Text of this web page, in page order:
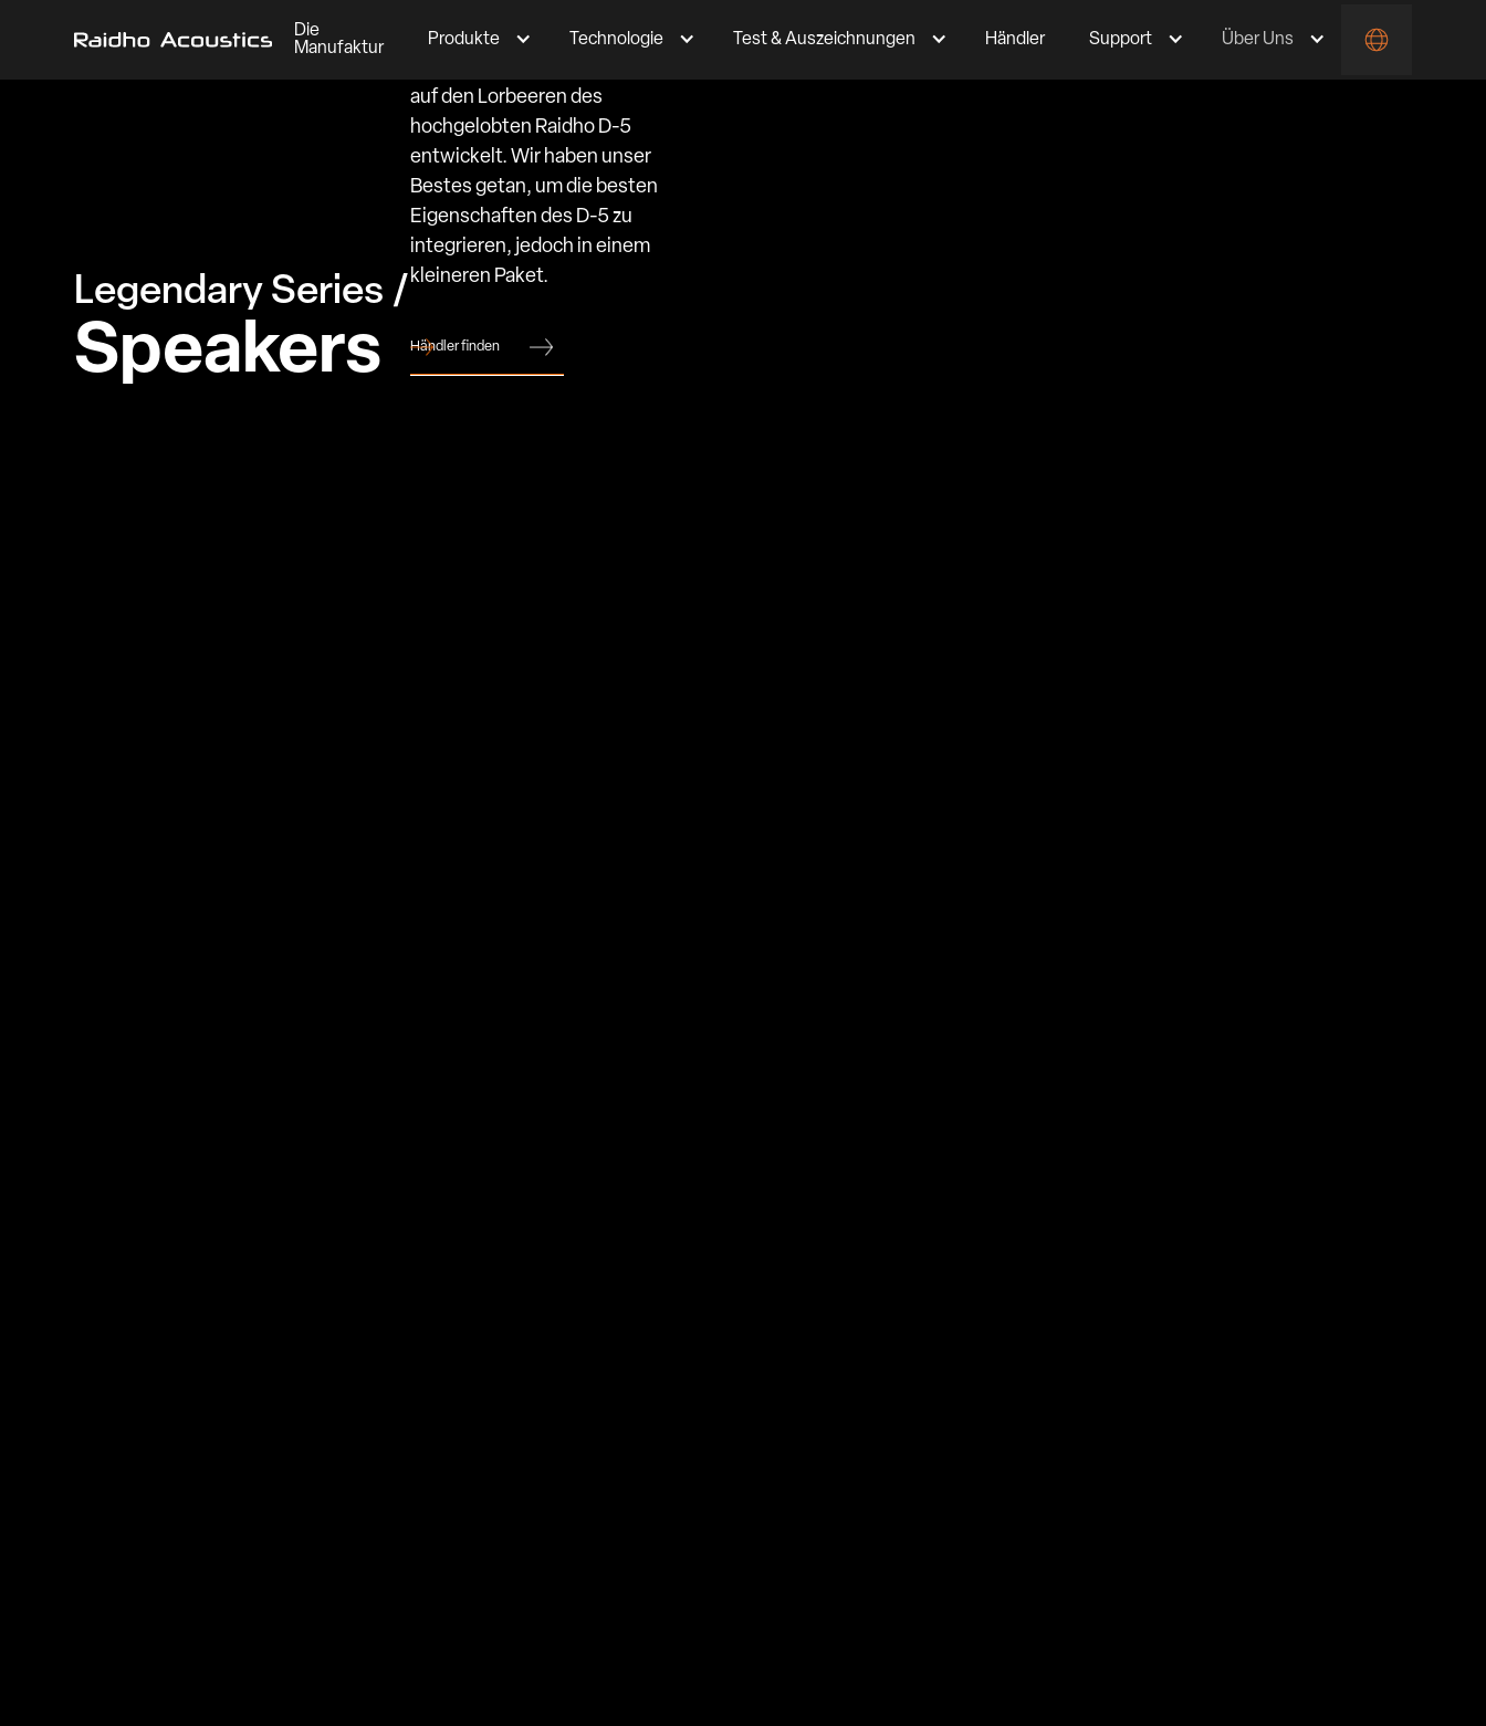
Die
Manufaktur
Produkte Technologie Test & Auszeichnungen Händler Support Über Uns
Legendary Series /
Speakers
auf den Lorbeeren des
hochgelobten Raidho D-5
entwickelt. Wir haben unser
Bestes getan, um die besten
Eigenschaften des D-5 zu
integrieren, jedoch in einem
kleineren Paket.
Händler finden